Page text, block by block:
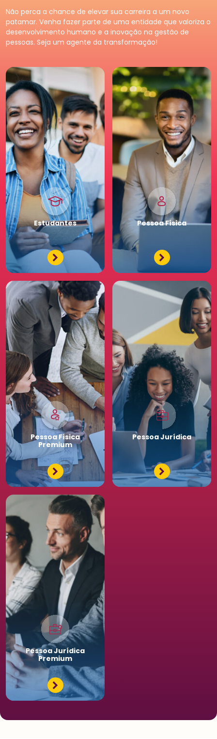
Não perca a chance de elevar sua carreira a um novo
patamar. Venha fazer parte de uma entidade que valoriza o
desenvolvimento humano e a inovação na gestão de
pessoas. Seja um agente da transformação!
Estudantes PessoaFísica
Premium
Tenha acessos exclusivos
e diferenciados da maior
comunidade de Recursos
Humanos. Conheça os
para a sua carreira.
PessoaFísica
Premium
Pessoa
Fortaleça o seu negócio e
faça parte da maior
comunidade de Recursos
Humanos. Conheças os
PessoaJurídica
PessoaJurídica
Premium
Tenha acessos exclusivos
e diferenciados da maior
comunidade de Recursos
Humanos. Conheça os
benefícios diferenciados
para a sua equipe. Saia
na frente para o seu
negócio.
PessoaJurídica
Premium